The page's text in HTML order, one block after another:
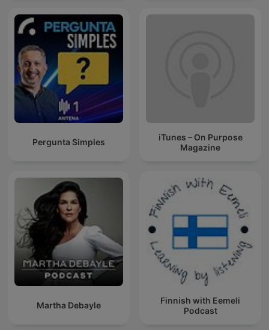
Pergunta Simples
iTunes – On Purpose
Magazine
Martha Debayle
Finnish with Eemeli
Podcast